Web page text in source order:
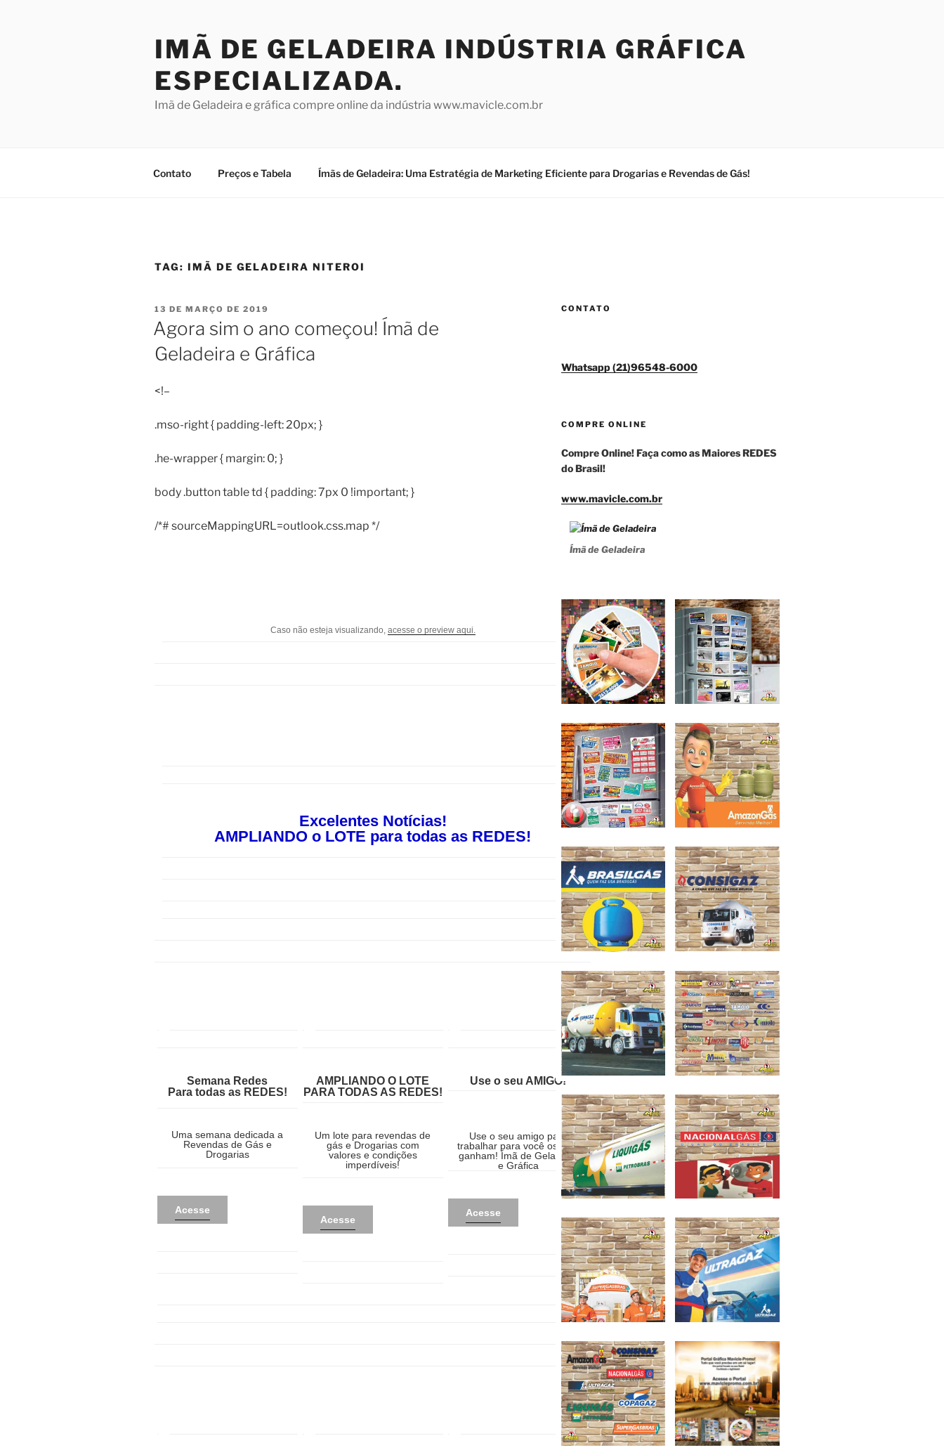
IMÃ DE GELADEIRA INDÚSTRIA GRÁFICA
ESPECIALIZADA.
Imã de Geladeira e gráfica compre online da indústria www.mavicle.com.br
Contato Preços e Tabela Ímãs de Geladeira: Uma Estratégia de Marketing Eficiente para Drogarias e Revendas de Gás!
TAG: IMÃ DE GELADEIRA NITEROI
PUBLICADO
EM
13 DE MARÇO DE 2019
Agora sim o ano começou! Ímã de
Geladeira e Gráfica
<!–
.mso-right { padding-left: 20px; }
.he-wrapper { margin: 0; }
body .button table td { padding: 7px 0 !important; }
/*# sourceMappingURL=outlook.css.map */
Caso não esteja visualizando, acesse o preview aqui.
Excelentes Notícias!
AMPLIANDO o LOTE para todas as REDES!
Semana Redes
Para todas as REDES!
Uma semana dedicada a
Revendas de Gás e
Drogarias
Acesse
AMPLIANDO O LOTE
PARA TODAS AS REDES!
Um lote para revendas de
gás e Drogarias com
valores e condições
imperdíveis!
Acesse
Use o seu AMIGO!
Use o seu amigo para
trabalhar para você os dois
ganham! Ímã de Geladeira
e Gráfica
Acesse
CONTATO
Whatsapp (21)96548-6000
COMPRE ONLINE
Compre Online! Faça como as Maiores REDES
do Brasil!
www.mavicle.com.br
Ímã de Geladeira